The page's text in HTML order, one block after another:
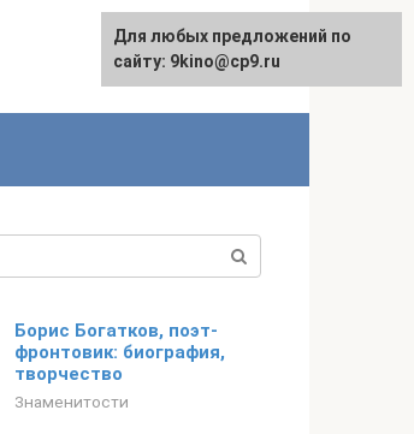
English
Борис Богатков, поэт-
фронтовик: биография,
творчество
Знаменитости
Для любых предложений по
сайту: 9kino@cp9.ru